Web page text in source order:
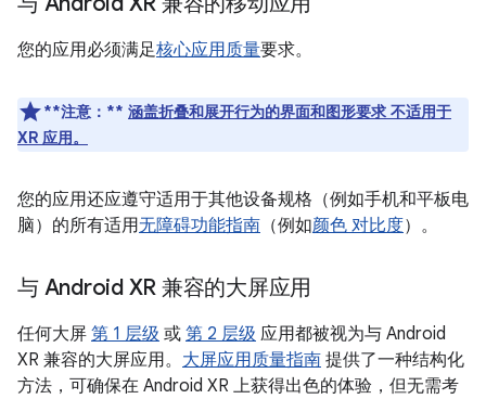
您的应用必须满足核心应用质量要求。
**注意：** 涵盖折叠和展开行为的界面和图形要求 不适用于
XR 应用。
您的应用还应遵守适用于其他设备规格（例如手机和平板电
脑）的所有适用无障碍功能指南 （例如颜色 对比度）。
与 Android XR 兼容的大屏应用
任何大屏 第 1 层级 或 第 2 层级 应用都被视为与 Android
XR 兼容的大屏应用。 大屏应用质量指南 提供了一种结构化
方法，可确保在 Android XR 上获得出色的体验，但无需考